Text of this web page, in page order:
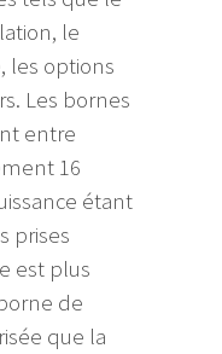
le
les options
Les bornes
entre
16
étant
prises
est plus
de
que la